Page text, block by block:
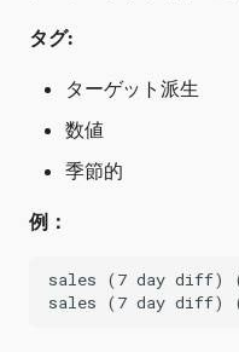
タグ:
ターゲット派生
数値
季節的
例：
sales (7 day diff)